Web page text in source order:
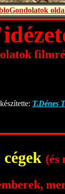
T.Dénes
(és